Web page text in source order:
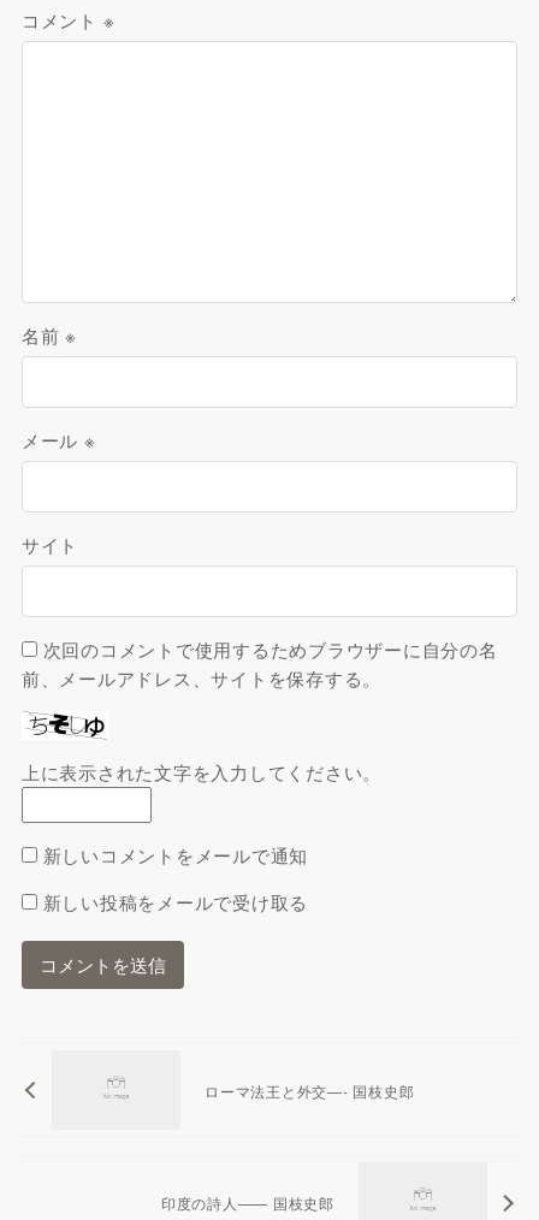
コメント ※
名前※
メール ※
サイト
次回のコメントで使用するためブラウザーに自分の名
前、メールアドレス、サイトを保存する。
上に表示された文字を入力してください。
新しいコメントをメールで通知
新しい投稿をメールで受け取る
ローマ法王と外交—- 国枝史郎
印度の詩人—— 国枝史郎